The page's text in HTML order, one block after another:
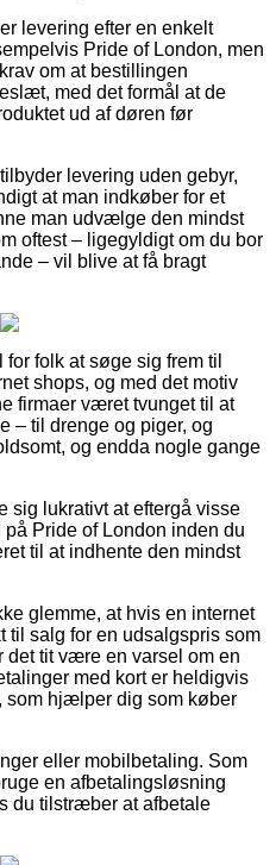
levering efter en enkelt
Pride of London, men
om at bestillingen
med det formål at de
ud af døren før
levering uden gebyr,
at man indkøber for et
man udvælge den mindst
oftest – ligegyldigt om du bor
– vil blive at få bragt
folk at søge sig frem til
shops, og med det motiv
firmaer været tvunget til at
– til drenge og piger, og
og endda nogle gange
sig lukrativt at eftergå visse
Pride of London inden du
til at indhente den mindst
glemme, at hvis en internet
salg for en udsalgspris som
det tit være en varsel om en
med kort er heldigvis
som hjælper dig som køber
eller mobilbetaling. Som
en afbetalingsløsning
du tilstræber at afbetale